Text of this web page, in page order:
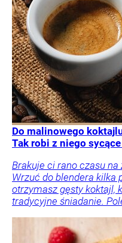
Do malinowego
Tak robi z niego
Brakuje ci rano czasu na
Wrzuć do blendera kilka
otrzymasz gęsty koktajl,
tradycyjne śniadanie.